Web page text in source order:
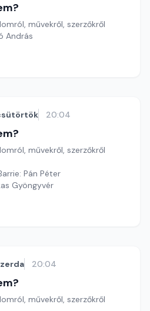
művekről, szerzőkről
András
20:04
művekről, szerzőkről
Pán Péter
Gyöngyvér
20:04
művekről, szerzőkről